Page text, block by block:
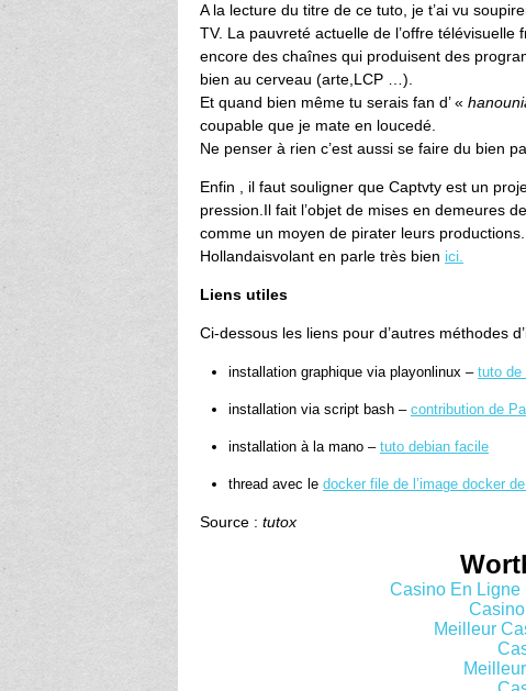
A la lecture du titre de ce tuto, je t’ai vu
TV. La pauvreté actuelle de l’offre
encore des chaînes qui produisent des
bien au cerveau (arte,LCP …).
Et quand bien même tu serais fan d’ «
coupable que je mate en loucedé.
Ne penser à rien c’est aussi se faire du bien
Enfin , il faut souligner que Captvty est un
pression.Il fait l’objet de mises en demeures
comme un moyen de pirater leurs
Hollandaisvolant en parle très bien ici.
Liens utiles
Ci-dessous les liens pour d’autres méthodes
installation graphique via playonlinux – tuto de
installation via script bash – contribution de
installation à la mano – tuto debian facile
thread avec le docker file de l’image docker
Source : tutox
Casino En Ligne
Meilleur